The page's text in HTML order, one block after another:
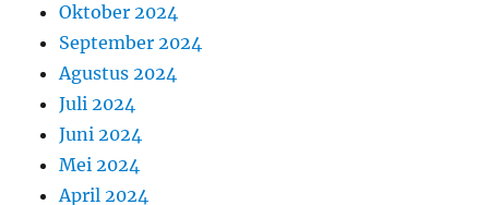
Oktober 2024
September 2024
Agustus 2024
Juli 2024
Juni 2024
Mei 2024
April 2024